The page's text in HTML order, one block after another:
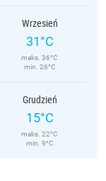
Wrzesień
31°C
maks. 36°C
min. 26°C
Grudzień
15°C
maks. 22°C
min. 9°C